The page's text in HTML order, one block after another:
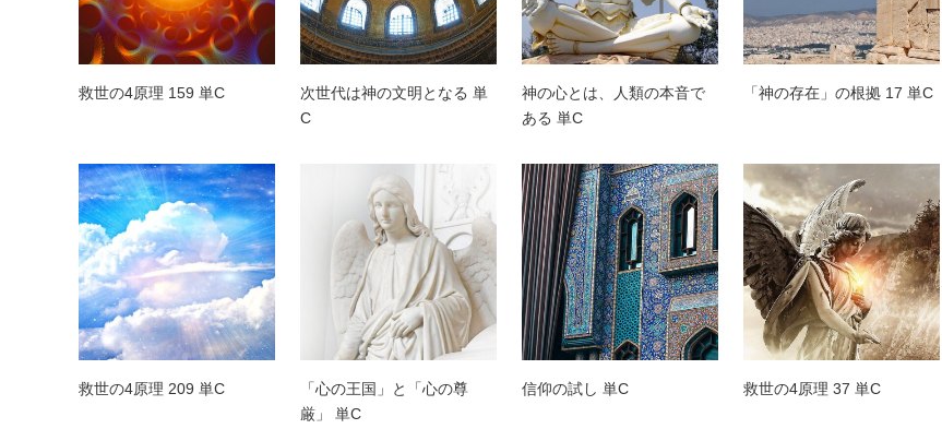
救世の4原理 159 単C
次世代は神の文明となる 単
C
神の心とは、人類の本音で
ある 単C
「神の存在」の根拠 17 単C
救世の4原理 209 単C
「心の王国」と「心の尊
厳」 単C
信仰の試し 単C 救世の4原理 37 単C